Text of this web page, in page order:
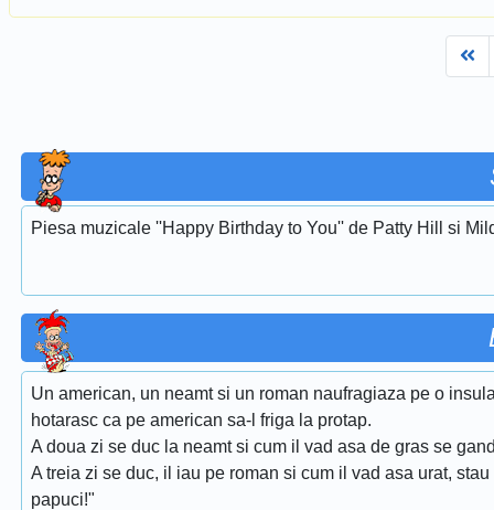
Piesa muzicale ''Happy Birthday to You'' de Patty Hill si
Un american, un neamt si un roman naufragiaza pe o
hotarasc ca pe american sa-l friga la protap.
A doua zi se duc la neamt si cum il vad asa de gras se
A treia zi se duc, il iau pe roman si cum il vad asa urat,
papuci!"